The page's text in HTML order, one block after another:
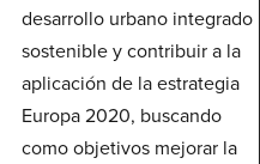
desarrollo urbano integrado
sostenible y contribuir a la
aplicación de la estrategia
Europa 2020, buscando
como objetivos mejorar la